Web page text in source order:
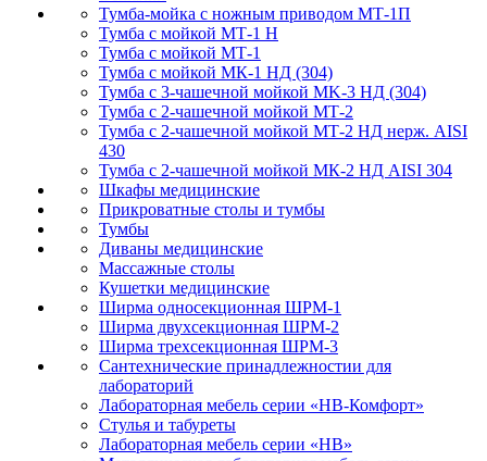
Тумба-мойка с ножным приводом МТ-1П
Тумба с мойкой МТ-1 Н
Тумба с мойкой МТ-1
Тумба с мойкой МК-1 НД (304)
Тумба с 3-чашечной мойкой МK-3 НД (304)
Тумба с 2-чашечной мойкой МТ-2
Тумба с 2-чашечной мойкой МТ-2 НД нерж. AISI
430
Тумба с 2-чашечной мойкой МК-2 НД AISI 304
Шкафы медицинские
Прикроватные столы и тумбы
Тумбы
Диваны медицинские
Массажные столы
Кушетки медицинские
Ширма односекционная ШРМ-1
Ширма двухсекционная ШРМ-2
Ширма трехсекционная ШРМ-3
Сантехнические принадлежностии для
лабораторий
Лабораторная мебель серии «НВ-Комфорт»
Стулья и табуреты
Лабораторная мебель серии «НВ»